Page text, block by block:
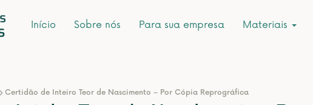
Início Sobre nós Para sua empresa Materiais
Certidão de Inteiro Teor de Nascimento – Por Cópia Reprográfica